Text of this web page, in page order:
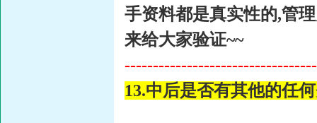
手资料都是真实性的,管
来给大家验证~~
13.中后是否有其他的任